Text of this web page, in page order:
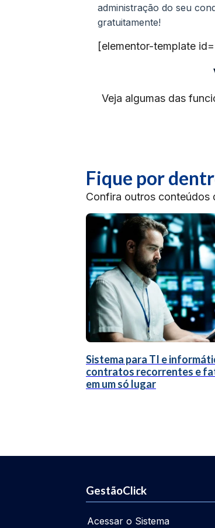
administração do seu
gratuitamente!
[elementor-template
Veja algumas das
Fique por
Confira outros conteúdos
Sistema para TI e
contratos recorrentes e
em um só lugar
GestãoClick
Acessar o Sistema